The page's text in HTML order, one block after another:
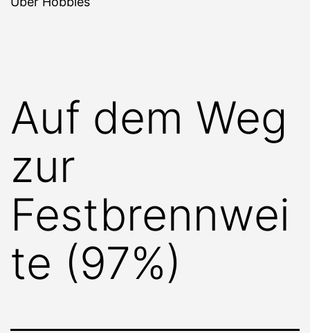
Auf dem Weg
zur
Festbrennwei
te (97%)